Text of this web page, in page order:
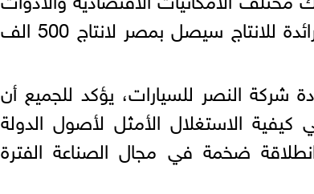
لعودة صناعة السيارات، وعودة شركة النصر الرائدة للانتاج سيصل بمصر لانتاج 500 الف
شركة النصر للسيارات، يؤكد للجميع أن
الاستغلال الأمثل لأصول الدولة
ضخمة في مجال الصناعة الفترة